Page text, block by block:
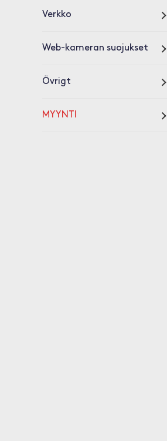
Verkko
Web-kameran suojukset
Övrigt
MYYNTI